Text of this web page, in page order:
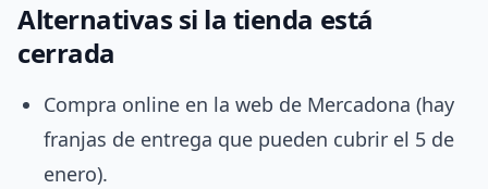
Alternativas si la tienda está
cerrada
Compra online en la web de Mercadona (hay
franjas de entrega que pueden cubrir el 5 de
enero).